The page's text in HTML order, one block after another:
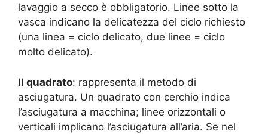
lavaggio a secco è obbligatorio. Linee sotto la
vasca indicano la delicatezza del ciclo richiesto
(una linea = ciclo delicato, due linee = ciclo
molto delicato).
Il quadrato: rappresenta il metodo di
asciugatura. Un quadrato con cerchio indica
l’asciugatura a macchina; linee orizzontali o
verticali implicano l’asciugatura all’aria. Se nel